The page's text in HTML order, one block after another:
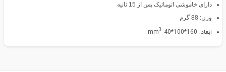
دارای خاموشی اتوماتیک پس از 15 ثانیه
وزن: 88 گرم
ابعاد: 160*100*40 mm 3